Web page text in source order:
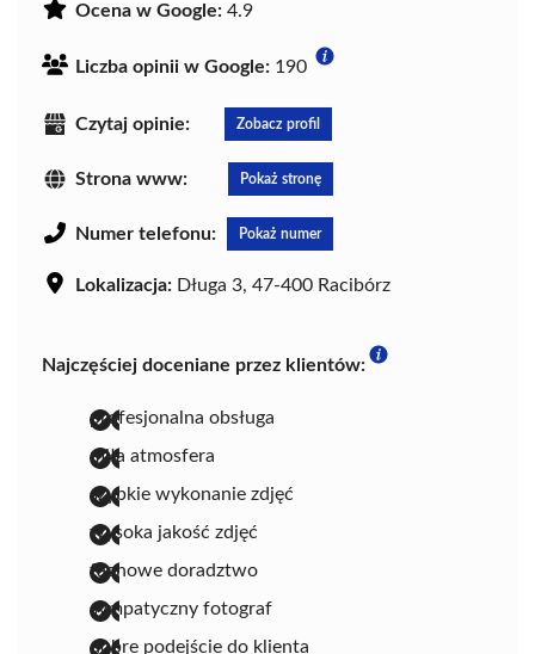
Ocena w Google: 4.9
Liczba opinii w Google: 190
Czytaj opinie: Zobacz profil
Strona www: Pokaż stronę
Numer telefonu: Pokaż numer
Lokalizacja: Długa 3, 47-400 Racibórz
Najczęściej doceniane przez klientów:
profesjonalna obsługa
miła atmosfera
szybkie wykonanie zdjęć
wysoka jakość zdjęć
fachowe doradztwo
sympatyczny fotograf
dobre podejście do klienta